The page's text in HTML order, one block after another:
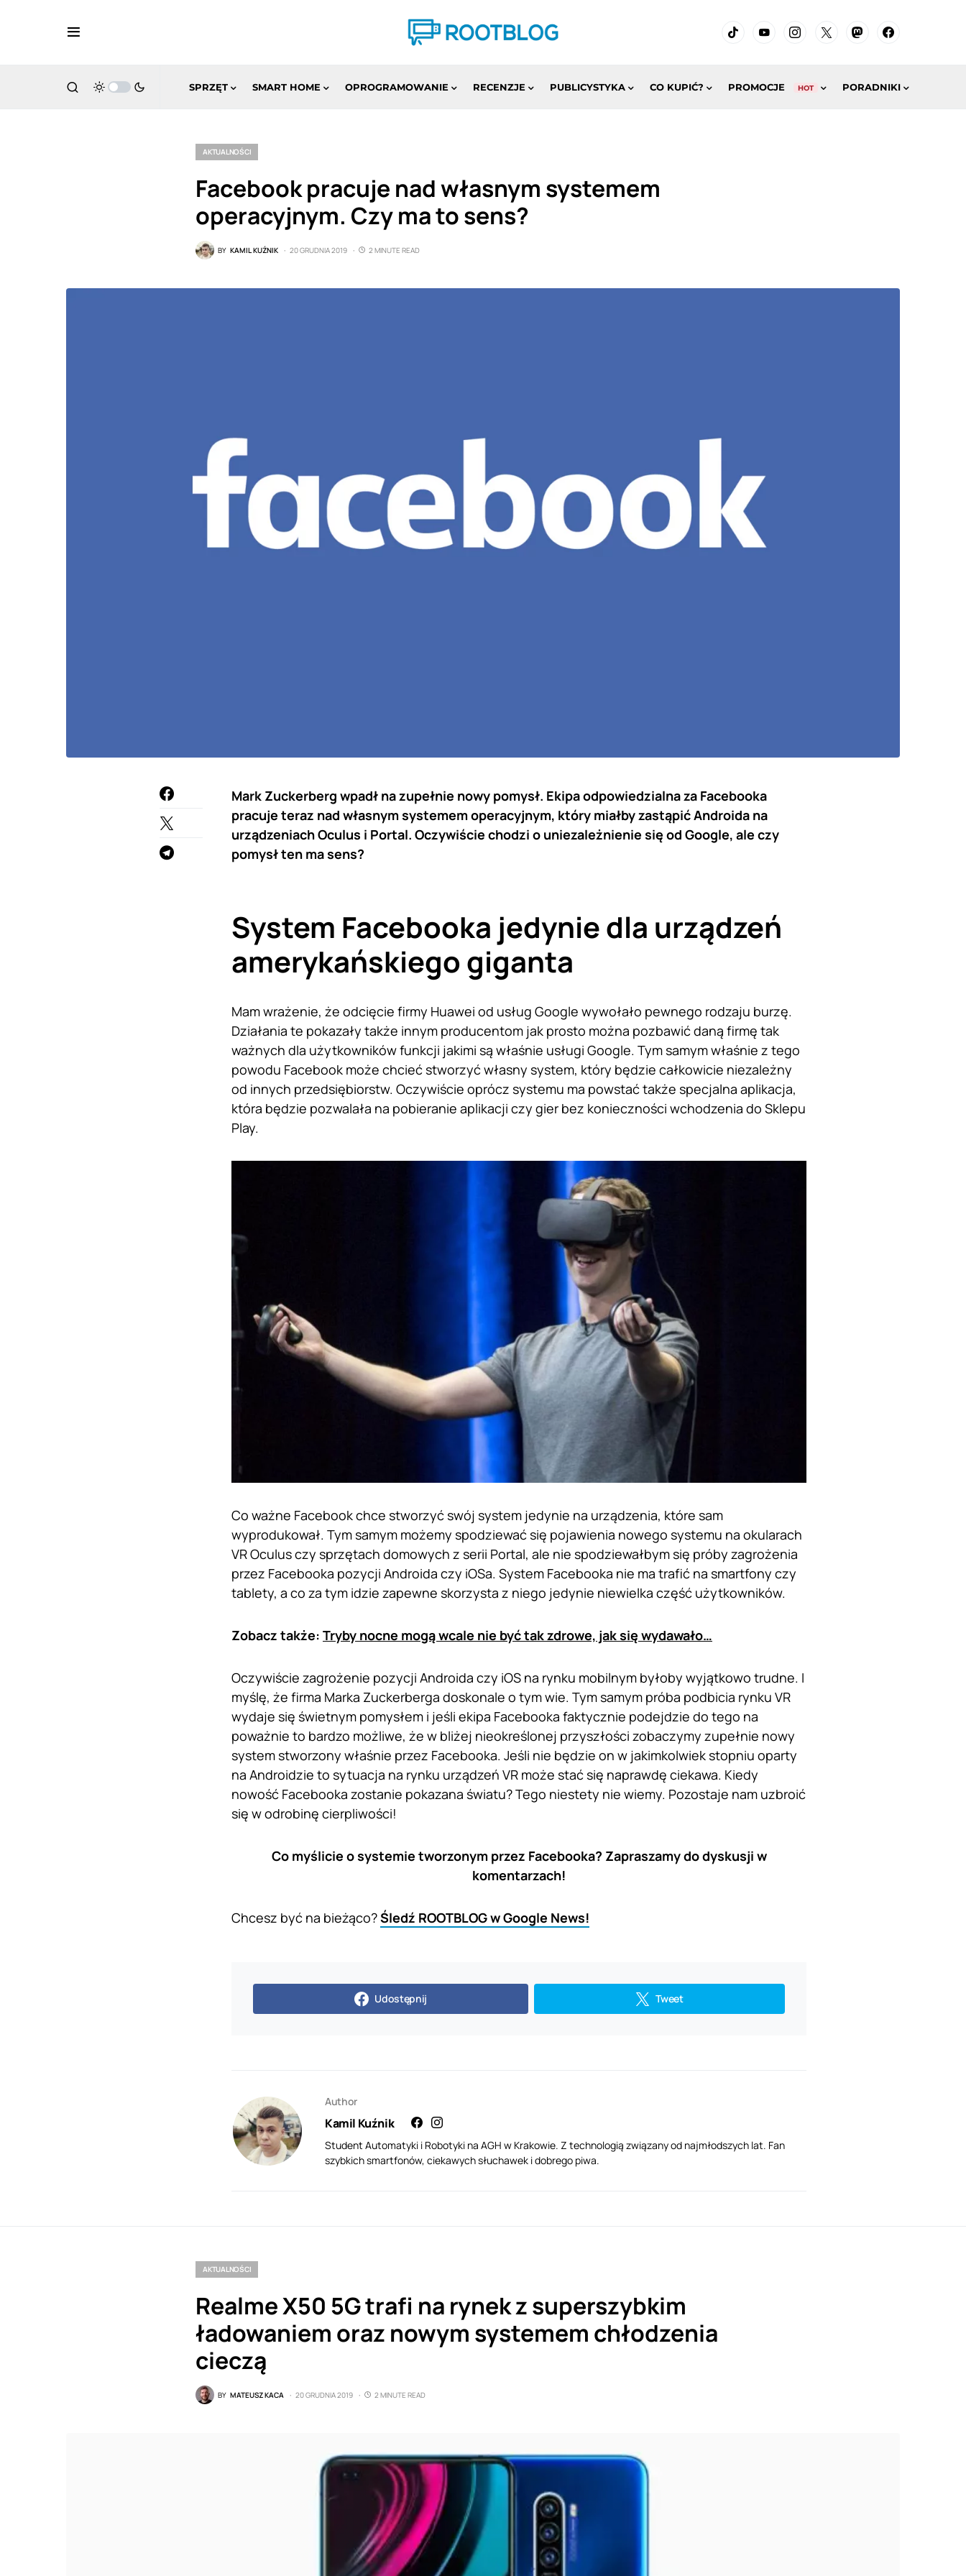
SPRZĘT SMART HOME OPROGRAMOWANIE RECENZJE PUBLICYSTYKA CO KUPIĆ? PROMOCJE HOT PORADNIKI
AKTUALNOŚCI
Facebook pracuje nad własnym systemem
operacyjnym. Czy ma to sens?
BY KAMIL KUŹNIK 20 GRUDNIA 2019 2 MINUTE READ
Mark Zuckerberg wpadł na zupełnie nowy pomysł. Ekipa odpowiedzialna za Facebooka
pracuje teraz nad własnym systemem operacyjnym, który miałby zastąpić Androida na
urządzeniach Oculus i Portal. Oczywiście chodzi o uniezależnienie się od Google, ale czy
pomysł ten ma sens?
System Facebooka jedynie dla urządzeń
amerykańskiego giganta
Mam wrażenie, że odcięcie firmy Huawei od usług Google wywołało pewnego rodzaju burzę.
Działania te pokazały także innym producentom jak prosto można pozbawić daną firmę tak
ważnych dla użytkowników funkcji jakimi są właśnie usługi Google. Tym samym właśnie z tego
powodu Facebook może chcieć stworzyć własny system, który będzie całkowicie niezależny
od innych przedsiębiorstw. Oczywiście oprócz systemu ma powstać także specjalna aplikacja,
która będzie pozwalała na pobieranie aplikacji czy gier bez konieczności wchodzenia do Sklepu
Play.
Co ważne Facebook chce stworzyć swój system jedynie na urządzenia, które sam
wyprodukował. Tym samym możemy spodziewać się pojawienia nowego systemu na okularach
VR Oculus czy sprzętach domowych z serii Portal, ale nie spodziewałbym się próby zagrożenia
przez Facebooka pozycji Androida czy iOSa. System Facebooka nie ma trafić na smartfony czy
tablety, a co za tym idzie zapewne skorzysta z niego jedynie niewielka część użytkowników.
Zobacz także: Tryby nocne mogą wcale nie być tak zdrowe, jak się wydawało…
Oczywiście zagrożenie pozycji Androida czy iOS na rynku mobilnym byłoby wyjątkowo trudne. I
myślę, że firma Marka Zuckerberga doskonale o tym wie. Tym samym próba podbicia rynku VR
wydaje się świetnym pomysłem i jeśli ekipa Facebooka faktycznie podejdzie do tego na
poważnie to bardzo możliwe, że w bliżej nieokreślonej przyszłości zobaczymy zupełnie nowy
system stworzony właśnie przez Facebooka. Jeśli nie będzie on w jakimkolwiek stopniu oparty
na Androidzie to sytuacja na rynku urządzeń VR może stać się naprawdę ciekawa. Kiedy
nowość Facebooka zostanie pokazana światu? Tego niestety nie wiemy. Pozostaje nam uzbroić
się w odrobinę cierpliwości!
Co myślicie o systemie tworzonym przez Facebooka? Zapraszamy do dyskusji w
komentarzach!
Chcesz być na bieżąco?Śledź ROOTBLOG w Google News!
Udostępnij Tweet
Author
Kamil Kuźnik
Student Automatyki i Robotyki na AGH w Krakowie. Z technologią związany od najmłodszych lat. Fan
szybkich smartfonów, ciekawych słuchawek i dobrego piwa.
AKTUALNOŚCI
Realme X50 5G trafi na rynek z superszybkim
ładowaniem oraz nowym systemem chłodzenia
cieczą
BY MATEUSZ KACA 20 GRUDNIA 2019 2 MINUTE READ